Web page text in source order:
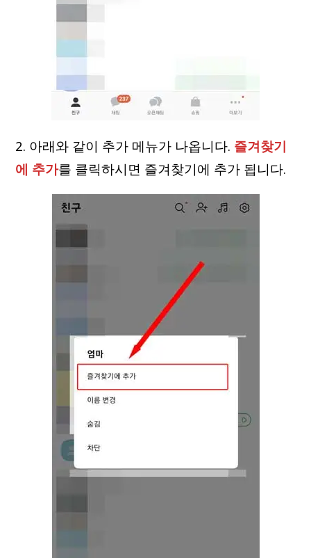
2. 아래와 같이 추가 메뉴가 나옵니다. 즐겨찾기
에 추가를 클릭하시면 즐겨찾기에 추가 됩니다.